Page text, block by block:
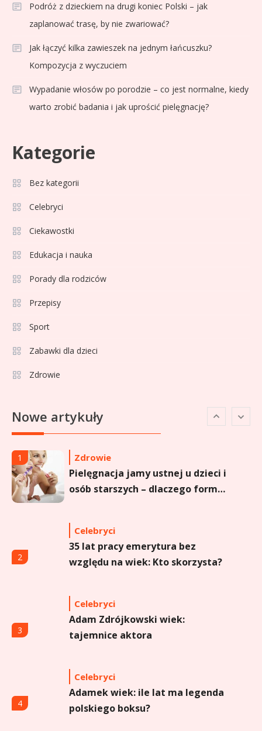
Podróż z dzieckiem na drugi koniec Polski – jak
zaplanować trasę, by nie zwariować?
Jak łączyć kilka zawieszek na jednym łańcuszku?
Kompozycja z wyczuciem
Wypadanie włosów po porodzie – co jest normalne, kiedy
warto zrobić badania i jak uprościć pielęgnację?
Kategorie
Bez kategorii
Celebryci
Ciekawostki
Edukacja i nauka
Porady dla rodziców
Przepisy
Sport
Zabawki dla dzieci
Zdrowie
Nowe artykuły
Adam Zdrójkowski wiek:
Adamek wiek: ile lat ma legenda
6
aktorce i jej karierze
1 Zdrowie
Pielęgnacja jamy ustnej u dzieci i
osób starszych – dlaczego forma
2
Celebryci
35 lat pracy emerytura bez
względu na wiek: Kto skorzysta?
3
Celebryci
Adam Zdrójkowski wiek:
tajemnice aktora
4
Celebryci
Adamek wiek: ile lat ma legenda
polskiego boksu?